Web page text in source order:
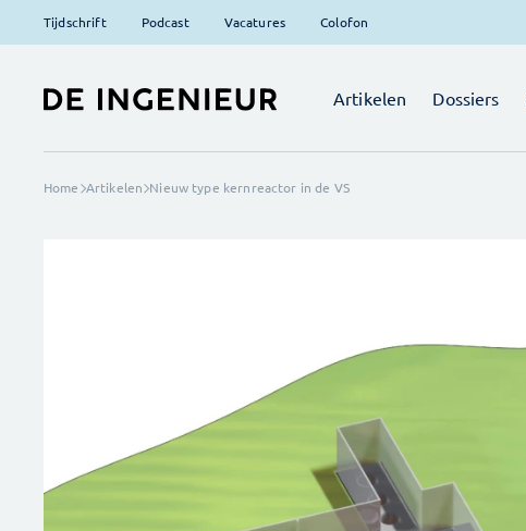
Tijdschrift Podcast Vacatures Colofon
Artikelen Dossiers
Home Artikelen Nieuw type kernreactor in de VS